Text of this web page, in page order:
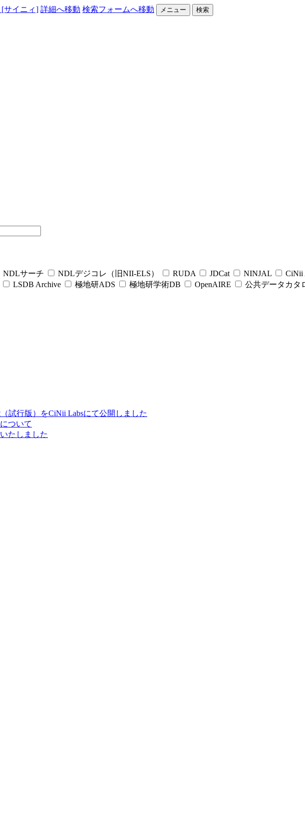
サイニィ] 詳細へ移動 検索フォームへ移動 メニュー 検索
NDLサーチ NDLデジコレ（旧NII-ELS） RUDA JDCat NINJAL CiNii
LSDB Archive 極地研ADS 極地研学術DB OpenAIRE 公共データカタ
試行版）をCiNii Labsにて公開しました
ついて
たしました